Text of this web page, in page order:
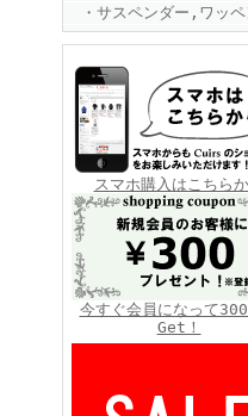
FINEBOYS2025年5月号
FINEBOYS2025年4月号
・サスペンダー,ワッペ
スマホ購入はこちら
今すぐ会員になって
Get！